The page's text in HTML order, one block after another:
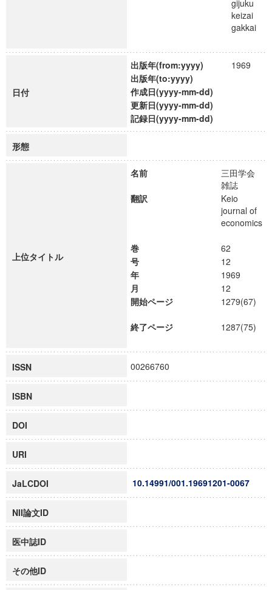
gijuku
keizai
gakkai
日付
出版年(from:yyyy)
1969
出版年(to:yyyy)
作成日(yyyy-mm-dd)
更新日(yyyy-mm-dd)
記録日(yyyy-mm-dd)
形態
上位タイトル
名前
三田学会
雑誌
翻訳
Keio
journal of
economics
巻
62
号
12
年
1969
月
12
開始ページ
1279(67)
終了ページ 1287(75)
ISSN 00266760
ISBN
DOI
URI
JaLCDOI 10.14991/001.19691201-0067
NII論文ID
医中誌ID
その他ID